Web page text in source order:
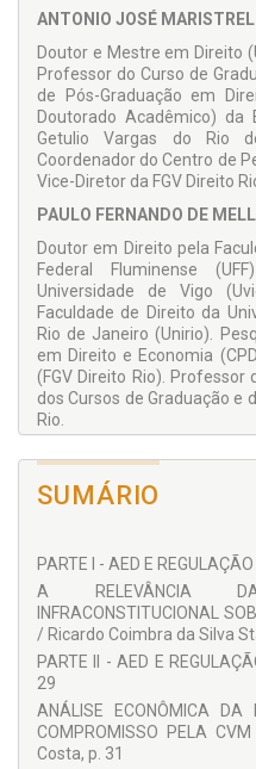
ANTONIO JOSÉ
Doutor e Mestre em Direito
Professor do Curso de
de Pós-Graduação em
Doutorado Acadêmico) da
Getulio Vargas do Rio
Coordenador do Centro de
Vice-Diretor da FGV Direito
PAULO FERNANDO DE
Doutor em Direito pela
Federal Fluminense
Universidade de Vigo
Faculdade de Direito da
Rio de Janeiro (Unirio).
em Direito e Economia
(FGV Direito Rio). Professor
dos Cursos de Graduação e
Rio.
Aline Araujo Hamond Costa
Egmon Henrique de Oliveira
Ernesto Mandarino
Fernando Pieroni
Ricardo Coimbra da Silva
Soraya Nouira y Maurity
Vinicius Machado R. Vianna
SUMÁRIO
PARTE I - AED E
A RELEVÂNCIA
INFRACONSTITUCIONAL
/ Ricardo Coimbra da Silva
PARTE II - AED E
29
ANÁLISE ECONÔMICA DA
COMPROMISSO PELA
Costa, p. 31